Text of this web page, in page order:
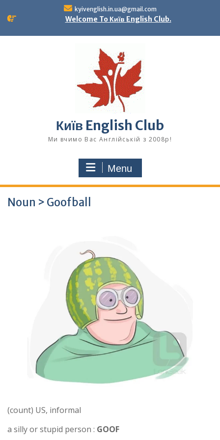
kyivenglish.in.ua@gmail.com
Welcome To Київ English Club.
Київ English Club
Ми вчимо Вас Англійській з 2008р!
Menu
Noun > Goofball
(count) US, informal
a silly or stupid person : GOOF